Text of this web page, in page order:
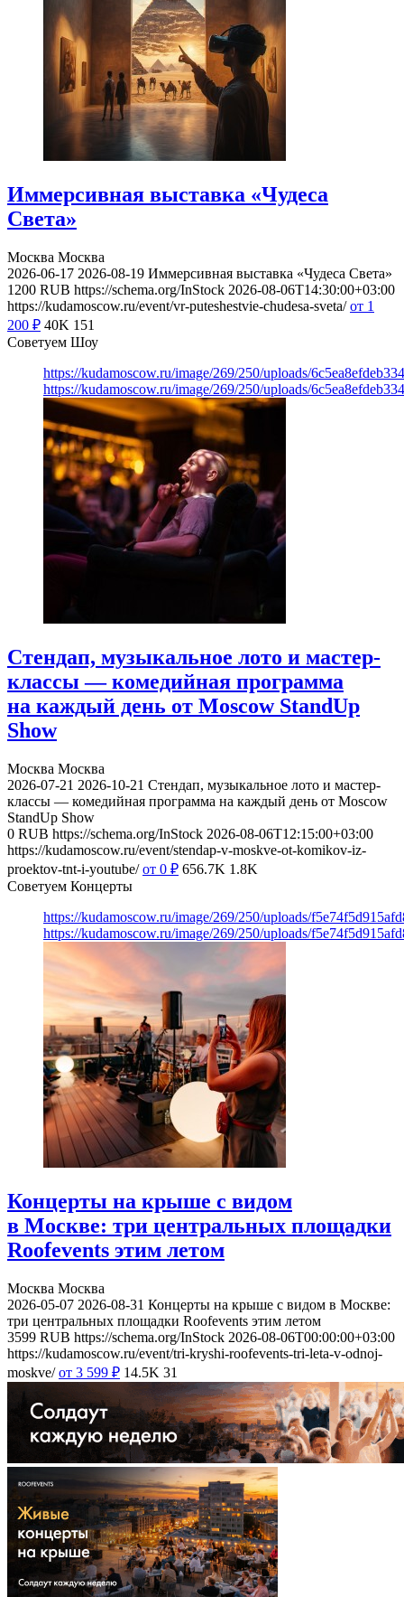
Иммерсивная выставка «Чудеса
Света»
Москва Москва
2026-06-17 2026-08-19 Иммерсивная выставка «Чудеса Света»
1200 RUB https://schema.org/InStock 2026-08-06T14:30:00+03:00
https://kudamoscow.ru/event/vr-puteshestvie-chudesa-sveta/ от 1
200 ₽ 40K 151
Советуем Шоу
https://kudamoscow.ru/image/269/250/uploads/
https://kudamoscow.ru/image/269/250/uploads/
Стендап, музыкальное лото и мастер-
классы — комедийная программа
на каждый день от Moscow StandUp
Show
Москва Москва
2026-07-21 2026-10-21 Стендап, музыкальное лото и мастер-
классы — комедийная программа на каждый день от Moscow
StandUp Show
0 RUB https://schema.org/InStock 2026-08-06T12:15:00+03:00
https://kudamoscow.ru/event/stendap-v-moskve-ot-komikov-iz-
proektov-tnt-i-youtube/ от 0 ₽ 656.7K 1.8K
Советуем Концерты
https://kudamoscow.ru/image/269/250/uploads/
https://kudamoscow.ru/image/269/250/uploads/
Концерты на крыше с видом
в Москве: три центральных площадки
Roofevents этим летом
Москва Москва
2026-05-07 2026-08-31 Концерты на крыше с видом в Москве:
три центральных площадки Roofevents этим летом
3599 RUB https://schema.org/InStock 2026-08-06T00:00:00+03:00
https://kudamoscow.ru/event/tri-kryshi-roofevents-tri-leta-v-odnoj-
moskve/ от 3 599 ₽ 14.5K 31